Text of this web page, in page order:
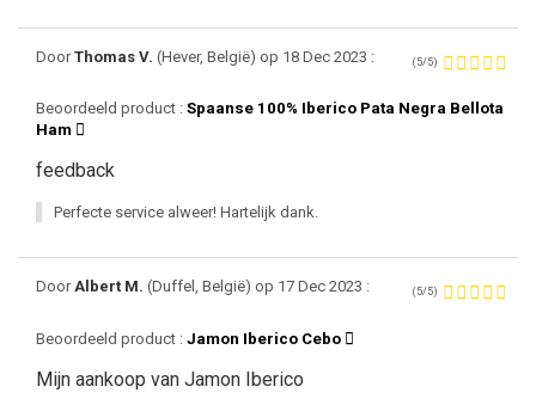
DoorThomas V. (Hever, België) op 18 Dec 2023 : (5/5)
Beoordeeld product : Spaanse 100% Iberico Pata Negra Bellota
Ham
feedback
Perfecte service alweer! Hartelijk dank.
DoorAlbert M. (Duffel, België) op 17 Dec 2023 : (5/5)
Beoordeeld product : Jamon Iberico Cebo
Mijn aankoop van Jamon Iberico